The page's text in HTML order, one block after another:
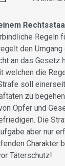
Regeln
den
an das Gesetz
welchen die
soll
zu
Opfer und
Die
aber nur
Charakter
Täterschutz!